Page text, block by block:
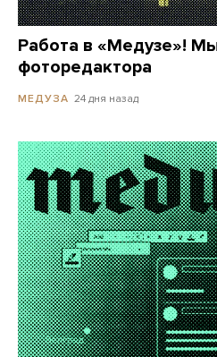
Работа в «Медузе»!
фоторедактора
МЕДУЗА 24 дня назад